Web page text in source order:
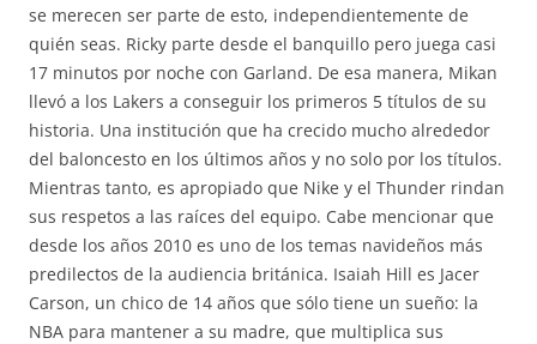
se merecen ser parte de esto, independientemente de
quién seas. Ricky parte desde el banquillo pero juega casi
17 minutos por noche con Garland. De esa manera, Mikan
llevó a los Lakers a conseguir los primeros 5 títulos de su
historia. Una institución que ha crecido mucho alrededor
del baloncesto en los últimos años y no solo por los títulos.
Mientras tanto, es apropiado que Nike y el Thunder rindan
sus respetos a las raíces del equipo. Cabe mencionar que
desde los años 2010 es uno de los temas navideños más
predilectos de la audiencia británica. Isaiah Hill es Jacer
Carson, un chico de 14 años que sólo tiene un sueño: la
NBA para mantener a su madre, que multiplica sus